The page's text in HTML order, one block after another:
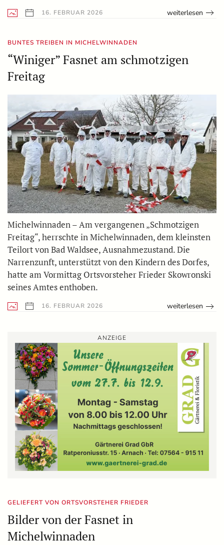
16. FEBRUAR 2026 weiterlesen
BUNTES TREIBEN IN MICHELWINNADEN
“Winiger” Fasnet am schmotzigen
Freitag
Michelwinnaden – Am vergangenen „Schmotzigen
Freitag“, herrschte in Michelwinnaden, dem kleinsten
Teilort von Bad Waldsee, Ausnahmezustand. Die
Narrenzunft, unterstützt von den Kindern des Dorfes,
hatte am Vormittag Ortsvorsteher Frieder Skowronski
seines Amtes enthoben.
16. FEBRUAR 2026 weiterlesen
ANZEIGE
GELIEFERT VON ORTSVORSTEHER FRIEDER
Bilder von der Fasnet in
Michelwinnaden